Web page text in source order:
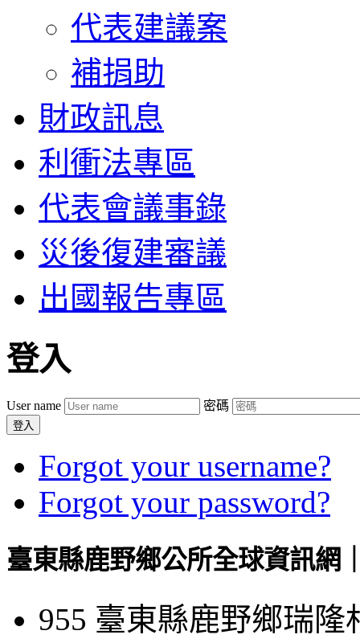
代表建議案
補捐助
財政訊息
利衝法專區
代表會議事錄
災後復建審議
出國報告專區
登入
User name 密碼
登入
Forgot your username?
Forgot your password?
臺東縣鹿野鄉公所全球資訊網
955 臺東縣鹿野鄉瑞隆